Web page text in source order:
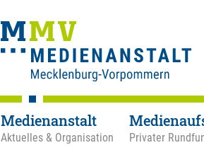
Medienanstalt
Aktuelles & Organisation Privater